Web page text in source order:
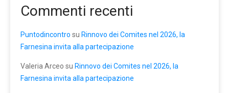
Commenti recenti
Puntodincontro su Rinnovo dei Comites nel 2026, la
Farnesina invita alla partecipazione
Valeria Arceo su Rinnovo dei Comites nel 2026, la
Farnesina invita alla partecipazione